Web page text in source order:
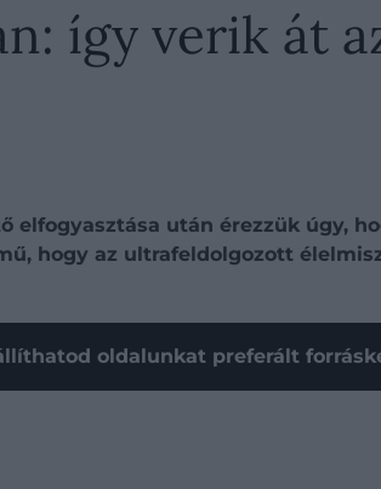
így verik át
elfogyasztása után érezzük úgy,
hogy az ultrafeldolgozott
oldalunkat preferált